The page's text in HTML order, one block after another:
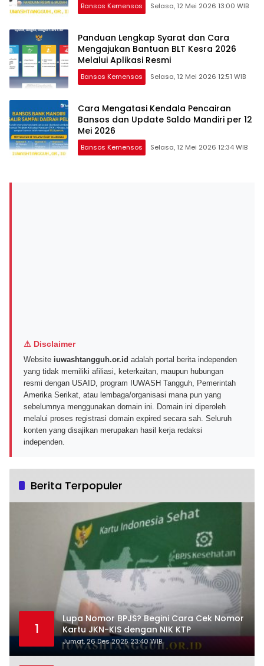
Bansos Kemensos Selasa, 12 Mei 2026 13:00 WIB
Panduan Lengkap Syarat dan Cara
Mengajukan Bantuan BLT Kesra 2026
Melalui Aplikasi Resmi
Bansos Kemensos Selasa, 12 Mei 2026 12:51 WIB
Cara Mengatasi Kendala Pencairan
Bansos dan Update Saldo Mandiri per 12
Mei 2026
Bansos Kemensos Selasa, 12 Mei 2026 12:34 WIB
⚠ Disclaimer
Website iuwashtangguh.or.id adalah portal berita independen
yang tidak memiliki afiliasi, keterkaitan, maupun hubungan
resmi dengan USAID, program IUWASH Tangguh, Pemerintah
Amerika Serikat, atau lembaga/organisasi mana pun yang
sebelumnya menggunakan domain ini. Domain ini diperoleh
melalui proses registrasi domain expired secara sah. Seluruh
konten yang disajikan merupakan hasil kerja redaksi
independen.
Berita Terpopuler
1
Lupa Nomor BPJS? Begini Cara Cek Nomor
Kartu JKN-KIS dengan NIK KTP
Jumat, 26 Des 2025 23:40 WIB